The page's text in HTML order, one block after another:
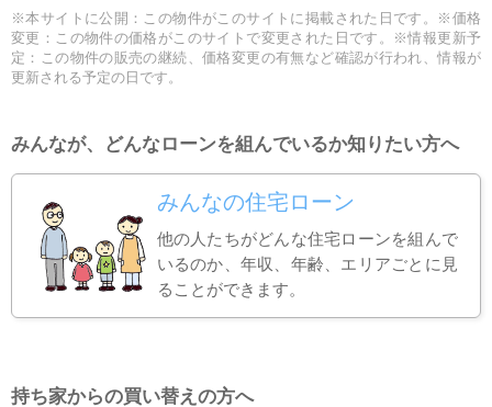
※本サイトに公開：この物件がこのサイトに掲載された日です。※価格
変更：この物件の価格がこのサイトで変更された日です。※情報更新予
定：この物件の販売の継続、価格変更の有無など確認が行われ、情報が
更新される予定の日です。
みんなが、どんなローンを組んでいるか知りたい方へ
みんなの住宅ローン
他の人たちがどんな住宅ローンを組んで
いるのか、年収、年齢、エリアごとに見
ることができます。
持ち家からの買い替えの方へ